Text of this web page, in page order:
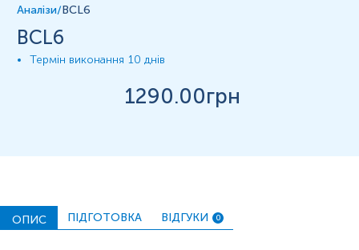
вимірювань можуть змінюватися у відповідності до зміни
тест-систем.
Аналізи/BCL6
BCL6
Термін виконання 10 днів
1290.00грн
ОПИС ПІДГОТОВКА ВІДГУКИ 0